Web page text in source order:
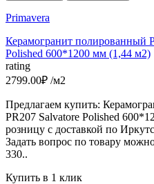
Primavera
Керамогранит полированный
Polished 600*1200 мм (1,44 м2)
rating
2799.00₽ /м2
Предлагаем купить:
PR207 Salvatore Polished
розницу с доставкой по
Задать вопрос по товару
330..
Купить в 1 клик